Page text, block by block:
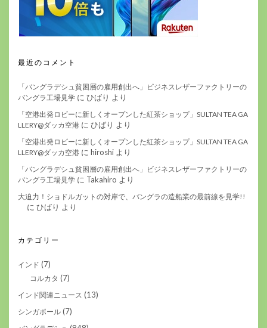
最近のコメント
「バングラデシュ貧困層の雇用創出へ」ビジネスレザーファクトリーの
バングラ工場見学 に ひばり より
「空港出発ロビーに新しくオープンした紅茶ショップ」SULTAN TEA GA
LLERY@ダッカ空港 に ひばり より
「空港出発ロビーに新しくオープンした紅茶ショップ」SULTAN TEA GA
LLERY@ダッカ空港 に hiroshi より
「バングラデシュ貧困層の雇用創出へ」ビジネスレザーファクトリーの
バングラ工場見学 に Takahiro より
大迫力！ショドルガットの対岸で、バングラの造船業の最前線を見学!!
に ひばり より
カテゴリー
インド (7)
コルカタ (7)
インド関連ニュース (13)
シンガポール (7)